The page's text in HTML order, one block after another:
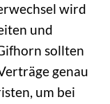
wird
und
sollten
genau
um bei